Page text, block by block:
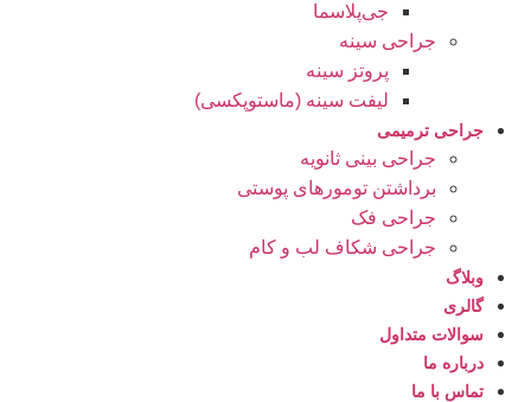
جی‌پلاسما
جراحی سینه
پروتز سینه
لیفت سینه (ماستوپکسی)
جراحی ترمیمی
جراحی بینی ثانویه
برداشتن تومورهای پوستی
جراحی فک
جراحی شکاف لب و کام
وبلاگ
گالری
سوالات متداول
درباره ما
تماس با ما